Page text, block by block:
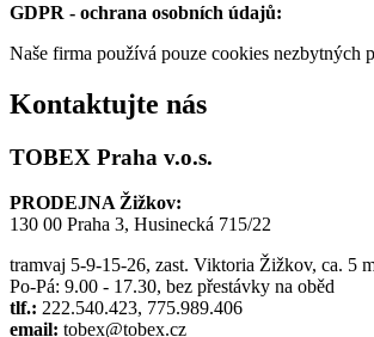
GDPR - ochrana osobních údajů:
Naše firma používá pouze cookies nezbytných
Kontaktujte nás
TOBEX Praha v.o.s.
PRODEJNA Žižkov:
130 00 Praha 3, Husinecká 715/22
tramvaj 5-9-15-26, zast. Viktoria Žižkov, ca. 5
Po-Pá: 9.00 - 17.30, bez přestávky na oběd
tlf.: 222.540.423, 775.989.406
email: tobex@tobex.cz